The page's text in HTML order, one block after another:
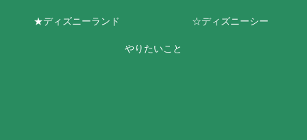
★ディズニーランド ☆ディズニーシー
やりたいこと